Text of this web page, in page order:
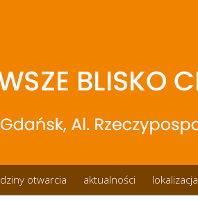
otwarcia aktualności lokalizacja